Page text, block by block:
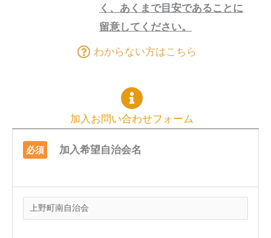
く、あくまで目安であることに
留意してください。
わからない方はこちら
加入お問い合わせフォーム
必須 加入希望自治会名